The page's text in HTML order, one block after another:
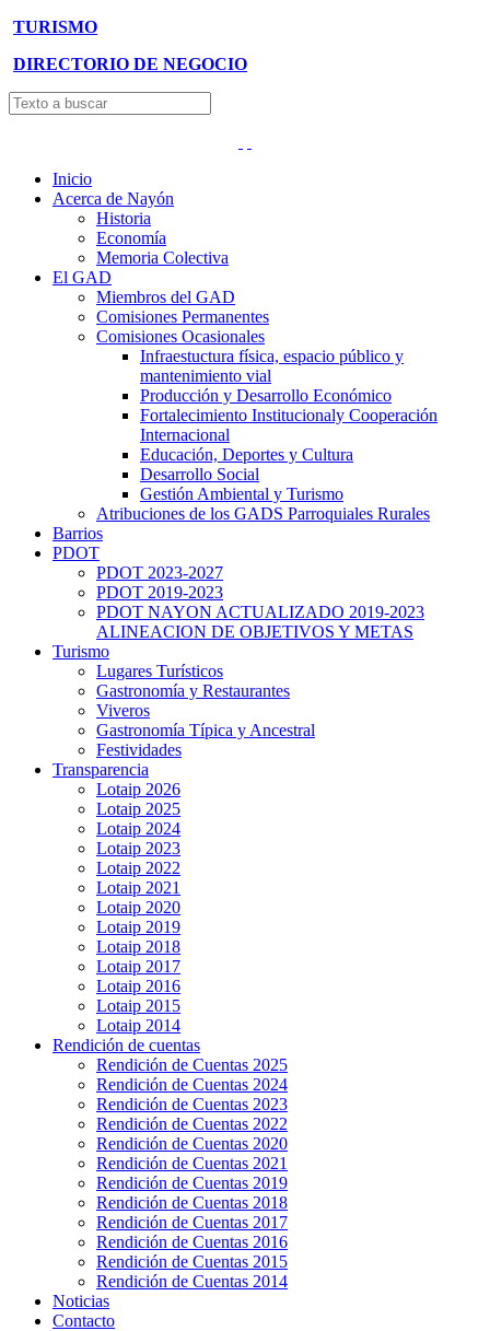
TURISMO
DIRECTORIO DE NEGOCIO
Inicio
Acerca de Nayón
Historia
Economía
Memoria Colectiva
El GAD
Miembros del GAD
Comisiones Permanentes
Comisiones Ocasionales
Infraestuctura física, espacio público y
mantenimiento vial
Producción y Desarrollo Económico
Fortalecimiento Institucionaly Cooperación
Internacional
Educación, Deportes y Cultura
Desarrollo Social
Gestión Ambiental y Turismo
Atribuciones de los GADS Parroquiales Rurales
Barrios
PDOT
PDOT 2023-2027
PDOT 2019-2023
PDOT NAYON ACTUALIZADO 2019-2023
ALINEACION DE OBJETIVOS Y METAS
Turismo
Lugares Turísticos
Gastronomía y Restaurantes
Viveros
Gastronomía Típica y Ancestral
Festividades
Transparencia
Lotaip 2026
Lotaip 2025
Lotaip 2024
Lotaip 2023
Lotaip 2022
Lotaip 2021
Lotaip 2020
Lotaip 2019
Lotaip 2018
Lotaip 2017
Lotaip 2016
Lotaip 2015
Lotaip 2014
Rendición de cuentas
Rendición de Cuentas 2025
Rendición de Cuentas 2024
Rendición de Cuentas 2023
Rendición de Cuentas 2022
Rendición de Cuentas 2020
Rendición de Cuentas 2021
Rendición de Cuentas 2019
Rendición de Cuentas 2018
Rendición de Cuentas 2017
Rendición de Cuentas 2016
Rendición de Cuentas 2015
Rendición de Cuentas 2014
Noticias
Contacto